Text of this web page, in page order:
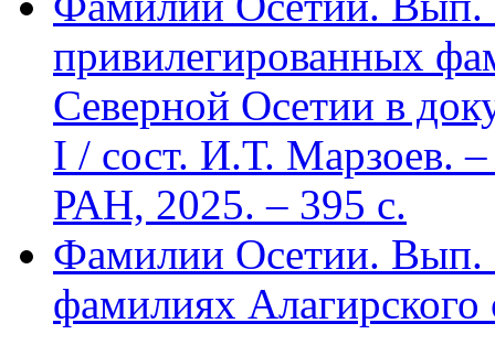
привилегированных
Северной Осетии в
I / сост. И.Т. Марзоев.
РАН, 2025. – 395 с.
Фамилии Осетии. Вып.
фамилиях